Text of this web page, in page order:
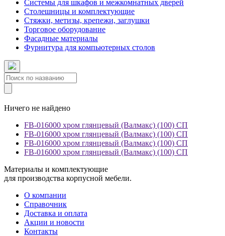
Системы для шкафов и межкомнатных дверей
Столешницы и комплектующие
Стяжки, метизы, крепежи, заглушки
Торговое оборудование
Фасадные материалы
Фурнитура для компьютерных столов
Ничего не найдено
FB-016000 хром глянцевый (Валмакс) (100) СП
FB-016000 хром глянцевый (Валмакс) (100) СП
FB-016000 хром глянцевый (Валмакс) (100) СП
FB-016000 хром глянцевый (Валмакс) (100) СП
Материалы и комплектующие
для производства корпусной мебели.
О компании
Справочник
Доставка и оплата
Акции и новости
Контакты